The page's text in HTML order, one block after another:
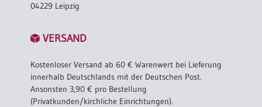
04229 Leipzig
VERSAND
Kostenloser Versand ab 60 € Warenwert bei Lieferung
innerhalb Deutschlands mit der Deutschen Post.
Ansonsten 3,90 € pro Bestellung
(Privatkunden/kirchliche Einrichtungen).